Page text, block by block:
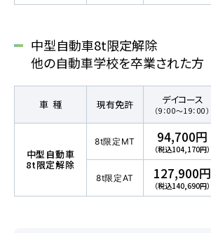
笹丘校の方
花畑校の方
笹丘校バスコース
花畑校バスコース
中型自動車8t限定解除
他の自動車学校を卒業された方
車種 現有免許 デイコース
（9：00～19：00）
中型自動車
8t限定解除
8t限定MT 94,700円
（税込104,170円）
8t限定AT 127,900円
（税込140,690円）